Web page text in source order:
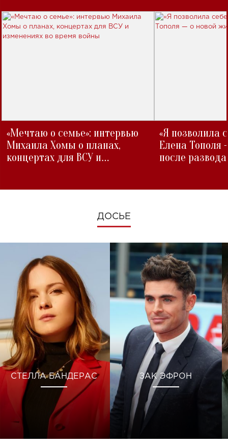
«Мечтаю о семье»: интервью
Михаила Хомы о планах,
концертах для ВСУ и
«Я позволила
Елена Тополя
после развода
ДОСЬЕ
СТЕЛЛА БАНДЕРАС ЗАК ЭФРОН